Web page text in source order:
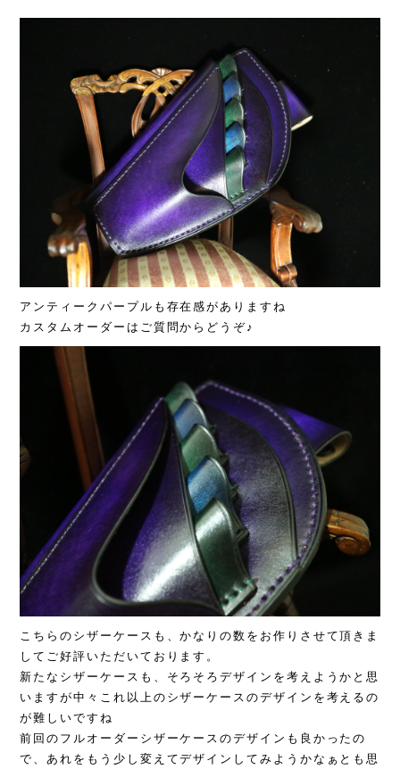
アンティークパープルも存在感がありますね
カスタムオーダーはご質問からどうぞ♪
こちらのシザーケースも、かなりの数をお作りさせて頂きま
してご好評いただいております。
新たなシザーケースも、そろそろデザインを考えようかと思
いますが中々これ以上のシザーケースのデザインを考えるの
が難しいですね
前回のフルオーダーシザーケースのデザインも良かったの
で、あれをもう少し変えてデザインしてみようかなぁとも思